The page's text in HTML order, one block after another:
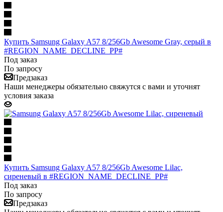
Купить Samsung Galaxy A57 8/256Gb Awesome Gray, серый в
#REGION_NAME_DECLINE_PP#
Под заказ
По запросу
Предзаказ
Наши менеджеры обязательно свяжутся с вами и уточнят
условия заказа
Купить Samsung Galaxy A57 8/256Gb Awesome Lilac,
сиреневый в #REGION_NAME_DECLINE_PP#
Под заказ
По запросу
Предзаказ